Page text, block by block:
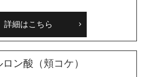
詳細はこちら
ロン酸（頬コケ）